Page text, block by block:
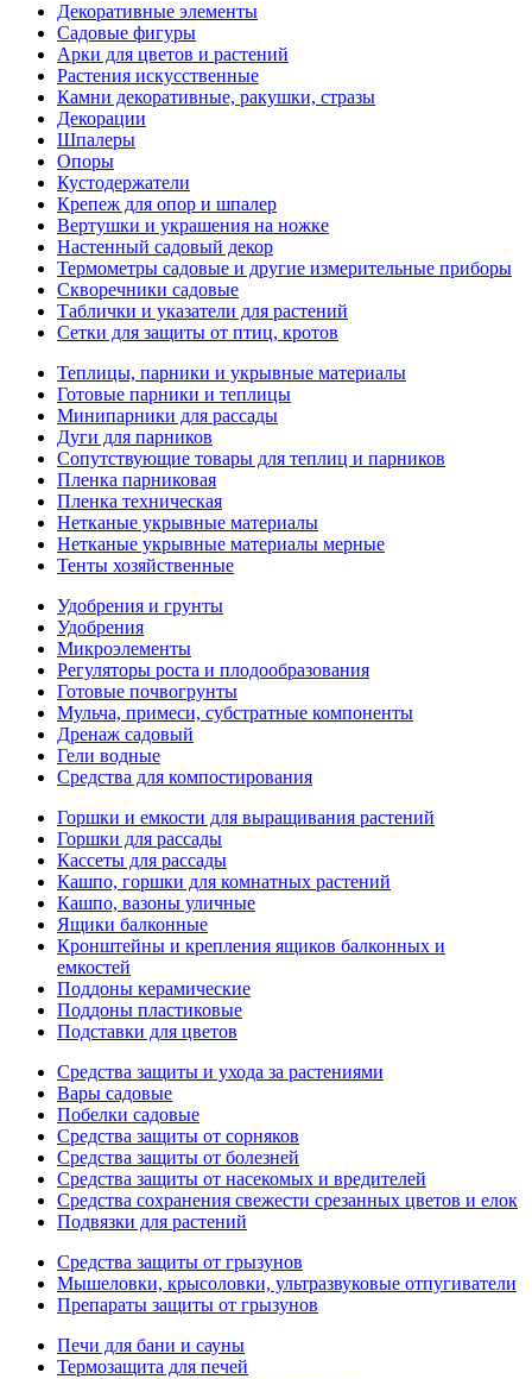
Декоративные элементы
Садовые фигуры
Арки для цветов и растений
Растения искусственные
Камни декоративные, ракушки, стразы
Декорации
Шпалеры
Опоры
Кустодержатели
Крепеж для опор и шпалер
Вертушки и украшения на ножке
Настенный садовый декор
Термометры садовые и другие измерительные приборы
Скворечники садовые
Таблички и указатели для растений
Сетки для защиты от птиц, кротов
Теплицы, парники и укрывные материалы
Готовые парники и теплицы
Минипарники для рассады
Дуги для парников
Сопутствующие товары для теплиц и парников
Пленка парниковая
Пленка техническая
Нетканые укрывные материалы
Нетканые укрывные материалы мерные
Тенты хозяйственные
Удобрения и грунты
Удобрения
Микроэлементы
Регуляторы роста и плодообразования
Готовые почвогрунты
Мульча, примеси, субстратные компоненты
Дренаж садовый
Гели водные
Средства для компостирования
Горшки и емкости для выращивания растений
Горшки для рассады
Кассеты для рассады
Кашпо, горшки для комнатных растений
Кашпо, вазоны уличные
Ящики балконные
Кронштейны и крепления ящиков балконных и
емкостей
Поддоны керамические
Поддоны пластиковые
Подставки для цветов
Средства защиты и ухода за растениями
Вары садовые
Побелки садовые
Средства защиты от сорняков
Средства защиты от болезней
Средства защиты от насекомых и вредителей
Средства сохранения свежести срезанных цветов и елок
Подвязки для растений
Средства защиты от грызунов
Мышеловки, крысоловки, ультразвуковые отпугиватели
Препараты защиты от грызунов
Печи для бани и сауны
Термозащита для печей